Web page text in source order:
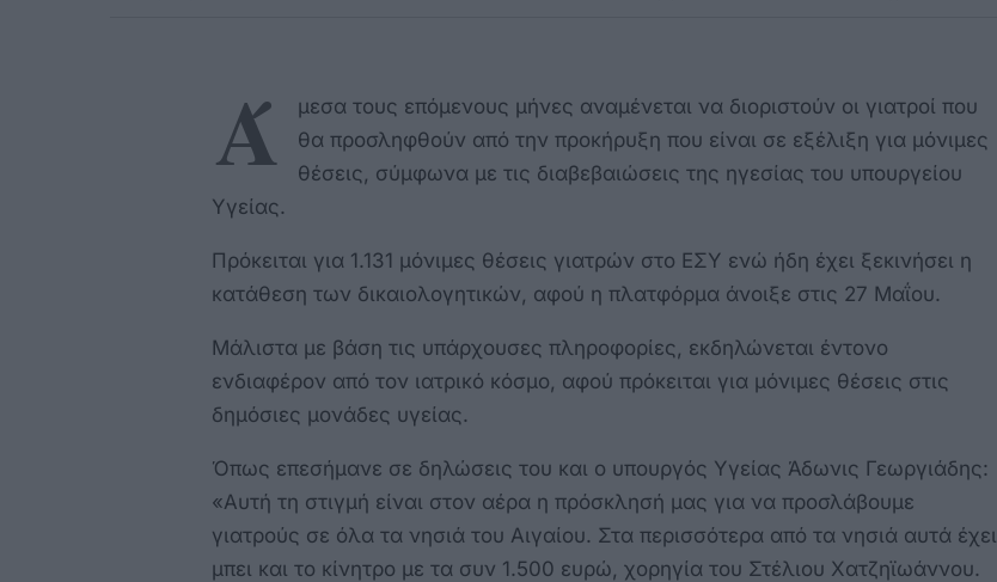
Ά
μεσα τους επόμενους μήνες αναμένεται να διοριστούν οι γιατροί που
θα προσληφθούν από την προκήρυξη που είναι σε εξέλιξη για μόνιμες
θέσεις, σύμφωνα με τις διαβεβαιώσεις της ηγεσίας του υπουργείου
Υγείας.
Πρόκειται για 1.131 μόνιμες θέσεις γιατρών στο ΕΣΥ ενώ ήδη έχει ξεκινήσει η
κατάθεση των δικαιολογητικών, αφού η πλατφόρμα άνοιξε στις 27 Μαΐου.
Μάλιστα με βάση τις υπάρχουσες πληροφορίες, εκδηλώνεται έντονο
ενδιαφέρον από τον ιατρικό κόσμο, αφού πρόκειται για μόνιμες θέσεις στις
δημόσιες μονάδες υγείας.
Όπως επεσήμανε σε δηλώσεις του και ο υπουργός Υγείας Άδωνις Γεωργιάδης:
«Αυτή τη στιγμή είναι στον αέρα η πρόσκλησή μας για να προσλάβουμε
γιατρούς σε όλα τα νησιά του Αιγαίου. Στα περισσότερα από τα νησιά αυτά έχει
μπει και το κίνητρο με τα συν 1.500 ευρώ, χορηγία του Στέλιου Χατζηϊωάννου.